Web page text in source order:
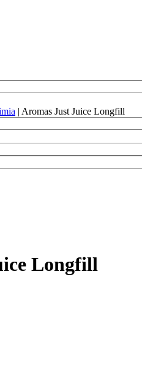
| Aromas Just Juice Longfill
Longfill